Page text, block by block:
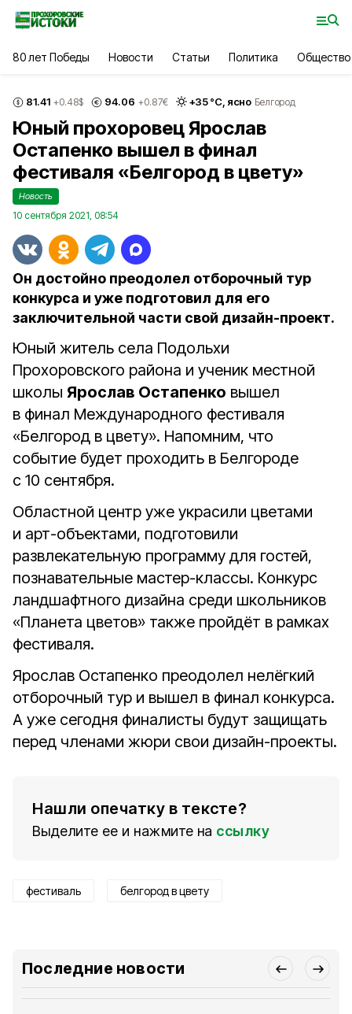
80 лет Победы Новости Статьи Политика Общество
81.41 +0.48$ 94.06 +0.87€ +35°С, ясно Белгород
Юный прохоровец Ярослав
Остапенко вышел в финал
фестиваля «Белгород в цвету»
Новость
10 сентября 2021, 08:54
Он достойно преодолел отборочный тур
конкурса и уже подготовил для его
заключительной части свой дизайн-проект.
Юный житель села Подольхи
Прохоровского района и ученик местной
школы Ярослав Остапенко вышел
в финал Международного фестиваля
«Белгород в цвету». Напомним, что
событие будет проходить в Белгороде
с 10 сентября.
Областной центр уже украсили цветами
и арт-объектами, подготовили
развлекательную программу для гостей,
познавательные мастер-классы. Конкурс
ландшафтного дизайна среди школьников
«Планета цветов» также пройдёт в рамках
фестиваля.
Ярослав Остапенко преодолел нелёгкий
отборочный тур и вышел в финал конкурса.
А уже сегодня финалисты будут защищать
перед членами жюри свои дизайн-проекты.
Нашли опечатку в тексте?
Выделите ее и нажмите на ссылку
фестиваль белгород в цвету
Последние новости